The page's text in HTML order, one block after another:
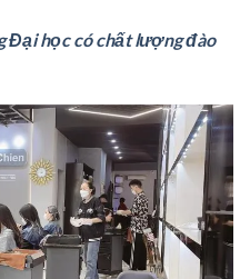
Đại học có chất lượng đào